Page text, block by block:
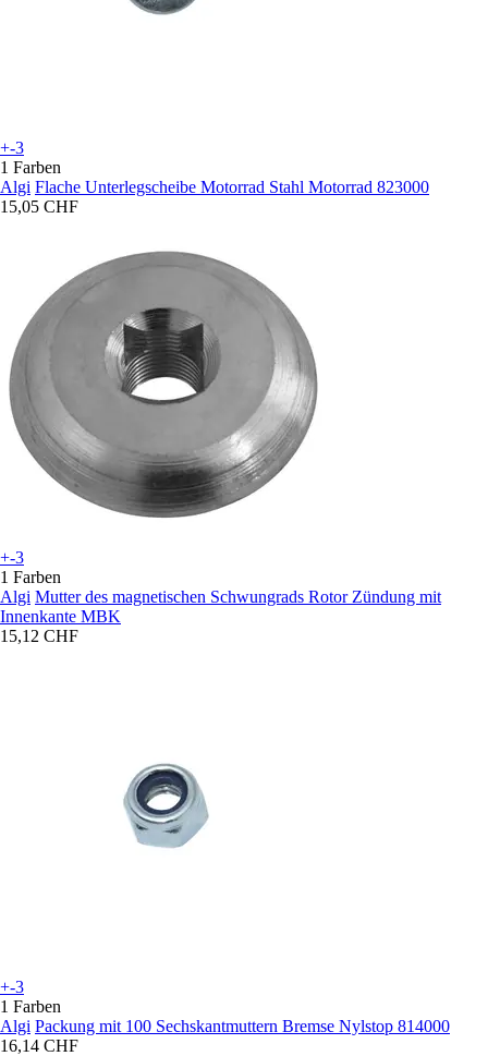
+-3
1 Farben
Algi Flache Unterlegscheibe Motorrad Stahl Motorrad 823000
15,05 CHF
+-3
1 Farben
Algi Mutter des magnetischen Schwungrads Rotor Zündung mit
Innenkante MBK
15,12 CHF
+-3
1 Farben
Algi Packung mit 100 Sechskantmuttern Bremse Nylstop 814000
16,14 CHF